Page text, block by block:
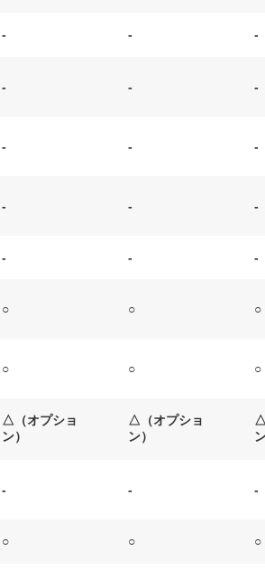
- - -
- - -
- - -
- - -
- - -
○ ○ ○
○ ○ ○
△（オプショ
ン）
△（オプショ
ン）
- - -
○ ○ ○